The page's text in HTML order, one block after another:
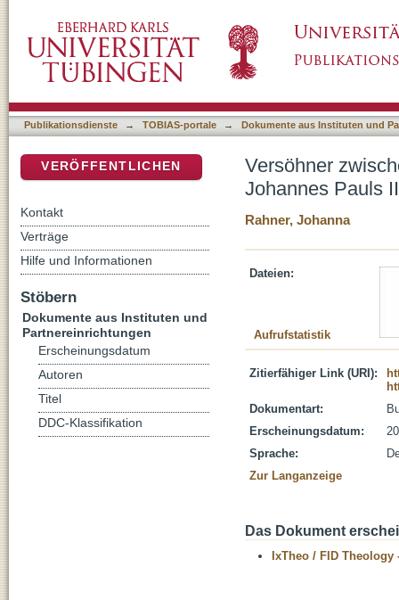
Publikationsdienste → TOBIAS-portale → Dokumente aus Instituten und
Versöhner
Johannes Pauls
Rahner, Johanna
Dateien:
Aufrufstatistik
Zitierfähiger Link (URI):
Dokumentart:
Erscheinungsdatum:
Sprache:
Zur Langanzeige
Das Dokument
IxTheo / FID Theology
VERÖFFENTLICHEN
Kontakt
Verträge
Hilfe und Informationen
Stöbern
Dokumente aus Instituten und
Partnereinrichtungen
Erscheinungsdatum
Autoren
Titel
DDC-Klassifikation